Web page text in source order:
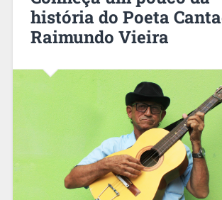
história do Poeta
Raimundo Vieira